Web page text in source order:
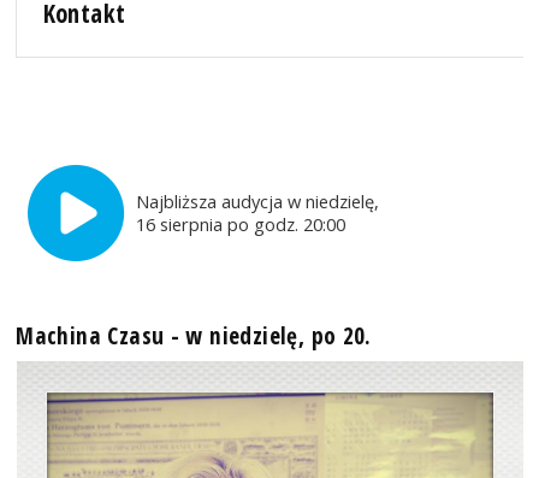
Kontakt
Najbliższa audycja w niedzielę,
16 sierpnia po godz. 20:00
Machina Czasu - w niedzielę, po 20.